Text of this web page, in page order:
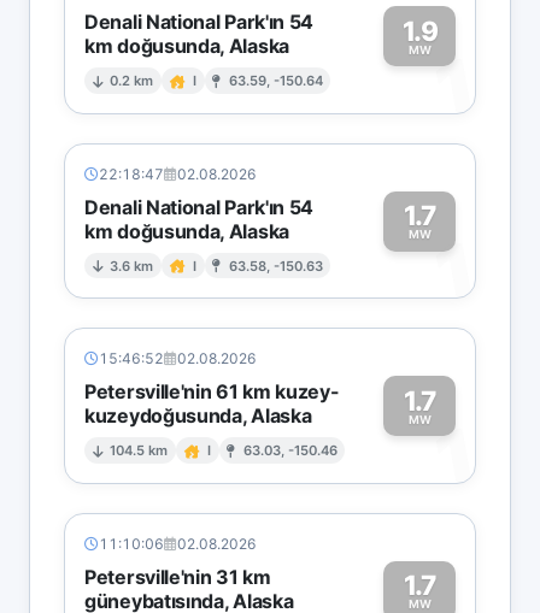
Denali National Park'ın 54
km doğusunda, Alaska
0.2 km I 63.59, -150.64
1.9
MW1
22:18:47 02.08.2026
Denali National Park'ın 54
km doğusunda, Alaska
3.6 km I 63.58, -150.63
1.7
MW1
15:46:52 02.08.2026
Petersville'nin 61 km kuzey-
kuzeydoğusunda, Alaska
104.5 km I 63.03, -150.46
1.7
MW1
11:10:06 02.08.2026
Petersville'nin 31 km
güneybatısında, Alaska
1.7
MW